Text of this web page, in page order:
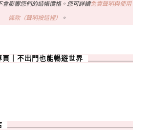
會影響您們的結帳價格。您可詳讀免責聲明與使用
條款（聲明按這裡） 。
｜不出門也能暢遊世界